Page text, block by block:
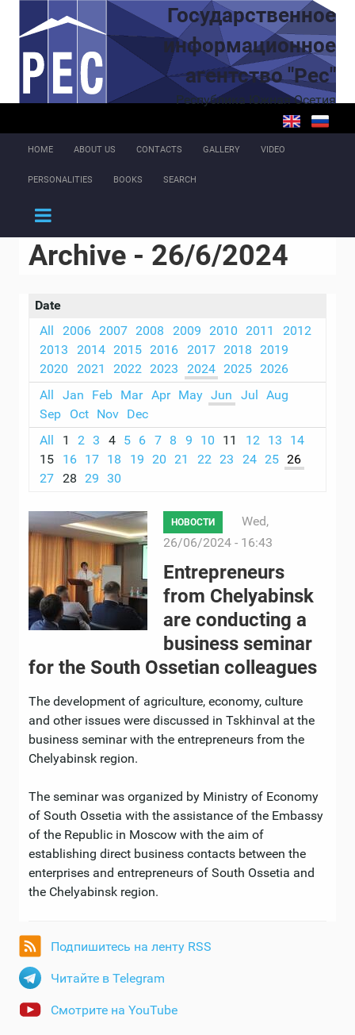
Skip to main content
Государственное
информационное
агентство "Рес"
Республика Южная Осетия
HOME ABOUT US CONTACTS GALLERY VIDEO
PERSONALITIES BOOKS SEARCH
Archive - 26/6/2024
Date
All
2006 2007 2008 2009 2010 2011
2012
2013
2014 2015 2016 2017 2018
2019
2020
2021 2022 2023 2024 2025 2026
All
Jan Feb Mar Apr May Jun Jul
Aug
Sep
Oct Nov Dec
All
1 2 3 4 5 6 7 8 9 10 11 12 13
14
15
16 17 18 19 20 21 22 23 24 25 26
27 28 29 30
НОВОСТИ
Wed,
26/06/2024 - 16:43
Entrepreneurs
from Chelyabinsk
are conducting a
business seminar
for the South Ossetian colleagues
The development of agriculture, economy, culture
and other issues were discussed in Tskhinval at the
business seminar with the entrepreneurs from the
Chelyabinsk region.
The seminar was organized by Ministry of Economy
of South Ossetia with the assistance of the Embassy
of the Republic in Moscow with the aim of
establishing direct business contacts between the
enterprises and entrepreneurs of South Ossetia and
the Chelyabinsk region.
Подпишитесь на ленту RSS
Читайте в Telegram
Смотрите на YouTube